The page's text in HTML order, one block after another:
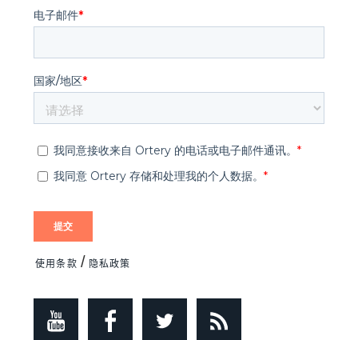
使用条款 / 隐私政策